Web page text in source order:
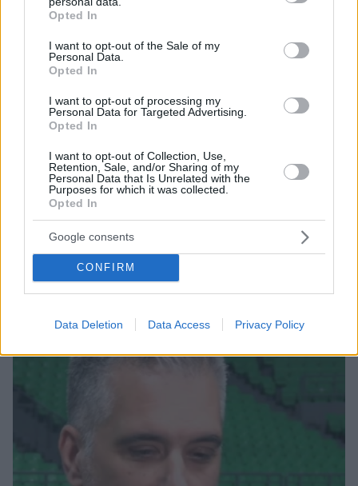
grant or deny consent to Google and its third-party tags to
use your data for below specified purposes in below Google
consent section.
Opted In
I want to opt-out of the Sale of my
Personal Data.
Opted In
I want to opt-out of processing my
Personal Data for Targeted Advertising.
Opted In
I want to opt-out of Collection, Use,
Retention, Sale, and/or Sharing of my
Personal Data that Is Unrelated with the
Purposes for which it was collected.
Opted In
Google consents
CONFIRM
Data Deletion Data Access Privacy Policy
Άταμαν: «Έχω παίξει πάνω από 45 τελικούς και ποτέ δεν
έχω δει τόσο μεγάλη διαφορά στις βολές», δείτε βίντεο
09.06.2026, 17:20